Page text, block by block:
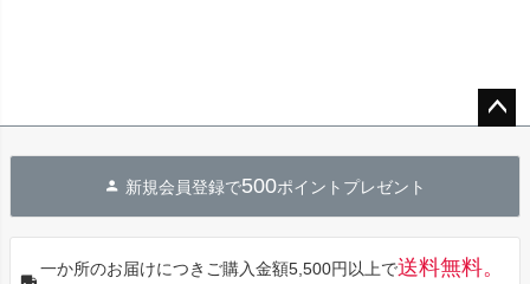
へ
新規会員登録で500ポイントプレゼント
一か所のお届けにつきご購入金額5,500円以上で送料無料。